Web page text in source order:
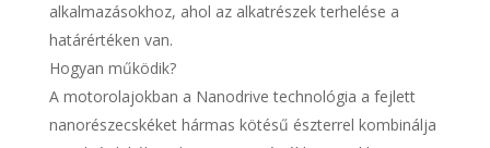
alkalmazásokhoz, ahol az alkatrészek terhelése a
határértéken van.
Hogyan működik?
A motorolajokban a Nanodrive technológia a fejlett
nanorészecskéket hármas kötésű észterrel kombinálja